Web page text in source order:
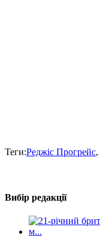
Теги:Реджіс Прогрейс,
Вибір редакції